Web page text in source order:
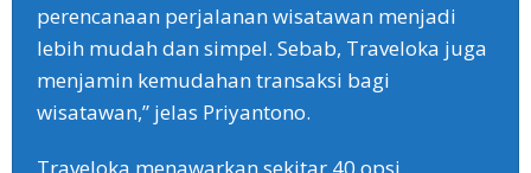
perencanaan perjalanan wisatawan menjadi
lebih mudah dan simpel. Sebab, Traveloka juga
menjamin kemudahan transaksi bagi
wisatawan,” jelas Priyantono.